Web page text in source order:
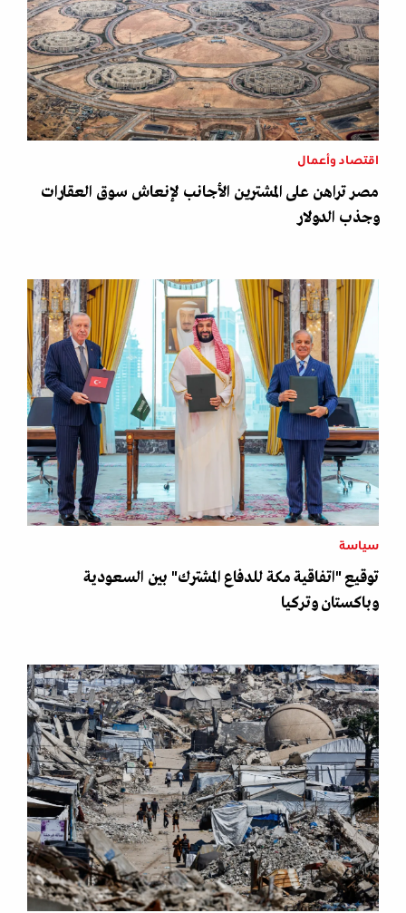
اقتصاد وأعمال
مصر تراهن على المشترين الأجانب لإنعاش سوق العقارات
وجذب الدولار
سياسة
توقيع "اتفاقية مكة للدفاع المشترك" بين السعودية
وباكستان وتركيا